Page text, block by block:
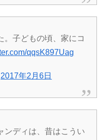
。子どもの頃、家にコ
qqsK897Uag
2017年2月6日
ンディは、昔はこうい